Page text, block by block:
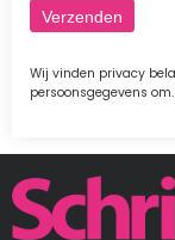
Wij vinden privacy
persoonsgegevens
Afbeelding